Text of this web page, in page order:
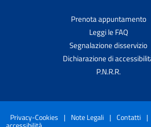
Prenota appuntamento
Leggi le FAQ
Segnalazione disservizio
Dichiarazione di
P.N.R.R.
Privacy-Cookies | Note Legali | Contatti |